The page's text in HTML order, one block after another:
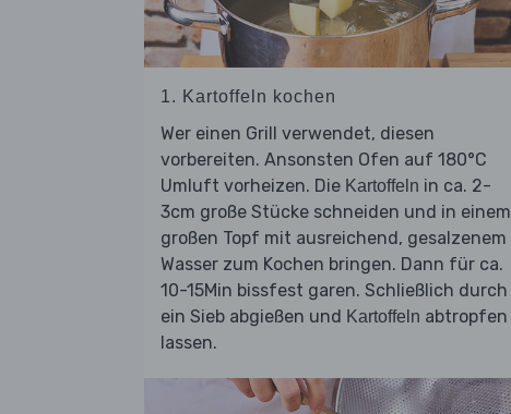
1. Kartoffeln kochen
Wer einen Grill verwendet, diesen
vorbereiten. Ansonsten Ofen auf 180°C
Umluft vorheizen. Die Kartoffeln in ca. 2-
3cm große Stücke schneiden und in einem
großen Topf mit ausreichend, gesalzenem
Wasser zum Kochen bringen. Dann für ca.
10-15Min bissfest garen. Schließlich durch
ein Sieb abgießen und Kartoffeln abtropfen
lassen.